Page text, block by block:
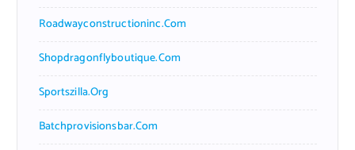
Roadwayconstructioninc.com
Shopdragonflyboutique.com
Sportszilla.org
Batchprovisionsbar.com